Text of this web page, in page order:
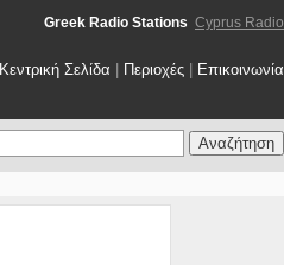
Greek Radio Stations Cyprus Radio
Κεντρική Σελίδα Περιοχές Επικοινωνία